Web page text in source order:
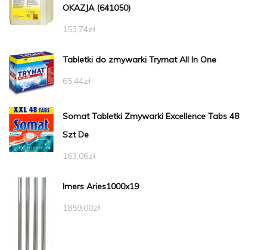
OKAZJA (641050)
153,74zł
Tabletki do zmywarki Trymat All In One
65,44zł
Somat Tabletki Zmywarki Excellence Tabs 48
Szt De
163,06zł
Imers Aries1000x19
1859,00zł